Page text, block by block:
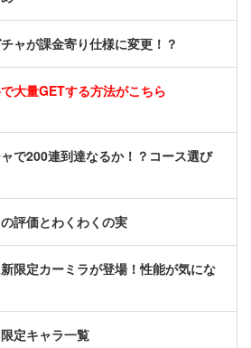
ャが課金寄り仕様に変更！？
大量GETする方法がこちら
で200連到達なるか！？コース選び
評価とわくわくの実
限定カーミラが登場！性能が気にな
定キャラ一覧